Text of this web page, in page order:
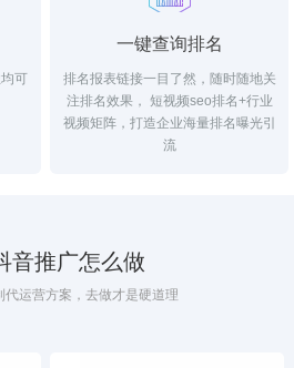
可
一键查询排名
排名报表链接一目了然，随时随地关
注排名效果， 短视频seo排名+行业
视频矩阵，打造企业海量排名曝光引
流
音推广怎么做
代运营方案，去做才是硬道理